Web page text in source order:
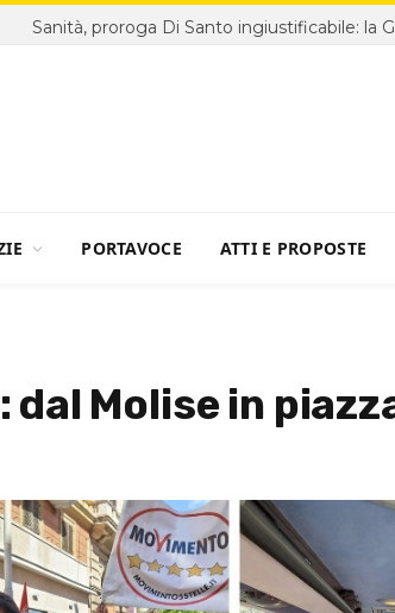
PORTAVOCE ATTI E PROPOSTE
Molise in